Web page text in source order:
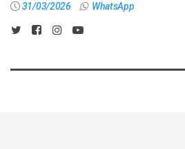
31/03/2026 WhatsApp